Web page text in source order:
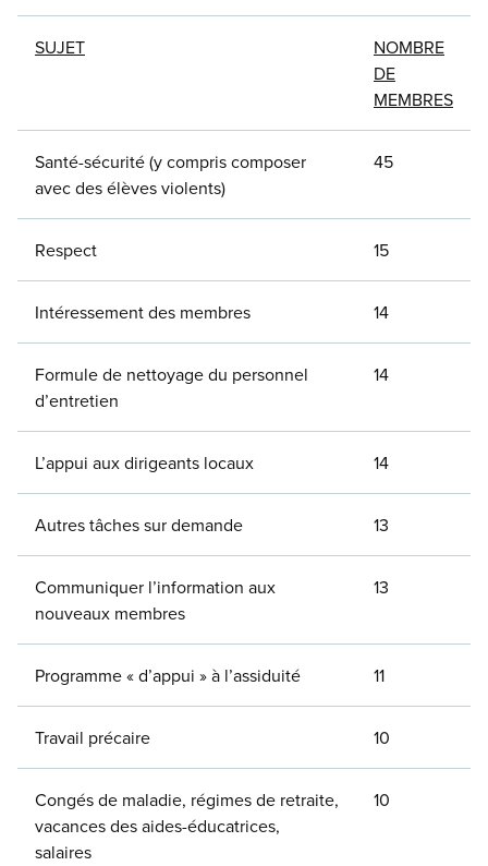
SUJET
NOMBRE
DE
MEMBRES
Santé-sécurité (y compris composer
avec des élèves violents)
45
Respect 15
Intéressement des membres 14
Formule de nettoyage du personnel
d’entretien
14
L’appui aux dirigeants locaux 14
Autres tâches sur demande 13
Communiquer l’information aux
nouveaux membres
13
Programme « d’appui » à l’assiduité 11
Travail précaire 10
Congés de maladie, régimes de retraite,
vacances des aides-éducatrices,
salaires
10